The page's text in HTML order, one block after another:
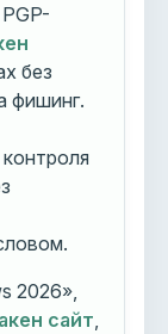
без
фишинг.
2026»,
сайт